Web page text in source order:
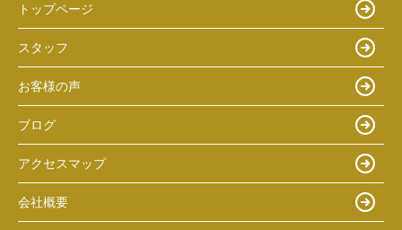
トップページ
スタッフ
お客様の声
ブログ
アクセスマップ
会社概要